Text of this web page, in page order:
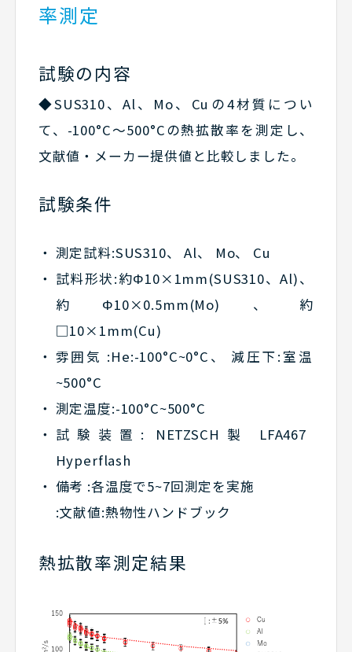
率測定
試験の内容
◆SUS310、Al、Mo、Cuの4材質につい
て、-100°C〜500°Cの熱拡散率を測定し、
文献値・メーカー提供値と比較しました。
試験条件
測定試料:SUS310、 Al、 Mo、 Cu
試料形状:約Φ10×1mm(SUS310、Al)、
約Φ10×0.5mm(Mo)、約
□10×1mm(Cu)
雰囲気 :He:-100°C~0°C、 減圧下:室温
~500°C
測定温度:-100°C~500°C
試験装置: NETZSCH製 LFA467
Hyperflash
備考 :各温度で5~7回測定を実施
:文献値:熱物性ハンドブック
熱拡散率測定結果